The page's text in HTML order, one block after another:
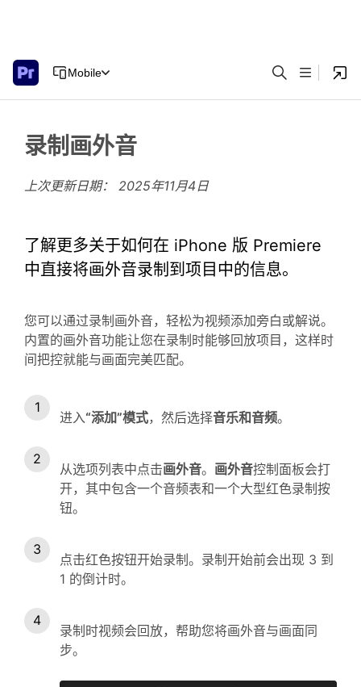
Mobile
录制画外音
上次更新日期： 2025年11月4日
了解更多关于如何在 iPhone 版 Premiere
中直接将画外音录制到项目中的信息。
您可以通过录制画外音，轻松为视频添加旁白或解说。
内置的画外音功能让您在录制时能够回放项目，这样时
间把控就能与画面完美匹配。
进入“添加”模式，然后选择音乐和音频。
从选项列表中点击画外音。 画外音控制面板会打
开，其中包含一个音频表和一个大型红色录制按
钮。
点击红色按钮开始录制。录制开始前会出现 3 到
1 的倒计时。
录制时视频会回放，帮助您将画外音与画面同
步。